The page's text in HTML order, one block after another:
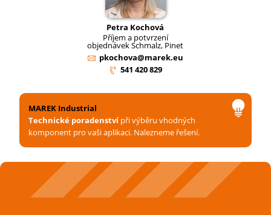
Petra Kochová
Příjem a potvrzení
objednávek Schmalz, Pinet
pkochova@marek.eu
541 420 829
MAREK Industrial
Technické poradenstvípři výběru vhodných
komponent pro vaši aplikaci. Nalezneme řešení.